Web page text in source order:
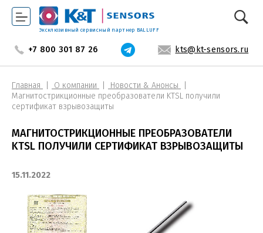
Эксклюзивный сервисный партнер BALLUFF
+7 800 301 87 26 kts@kt-sensors.ru
Главная О компании
Новости & Анонсы
Магнитострикционные преобразователи KTSL получили
сертификат взрывозащиты
МАГНИТОСТРИКЦИОННЫЕ ПРЕОБРАЗОВАТЕЛИ
KTSL ПОЛУЧИЛИ СЕРТИФИКАТ ВЗРЫВОЗАЩИТЫ
15.11.2022